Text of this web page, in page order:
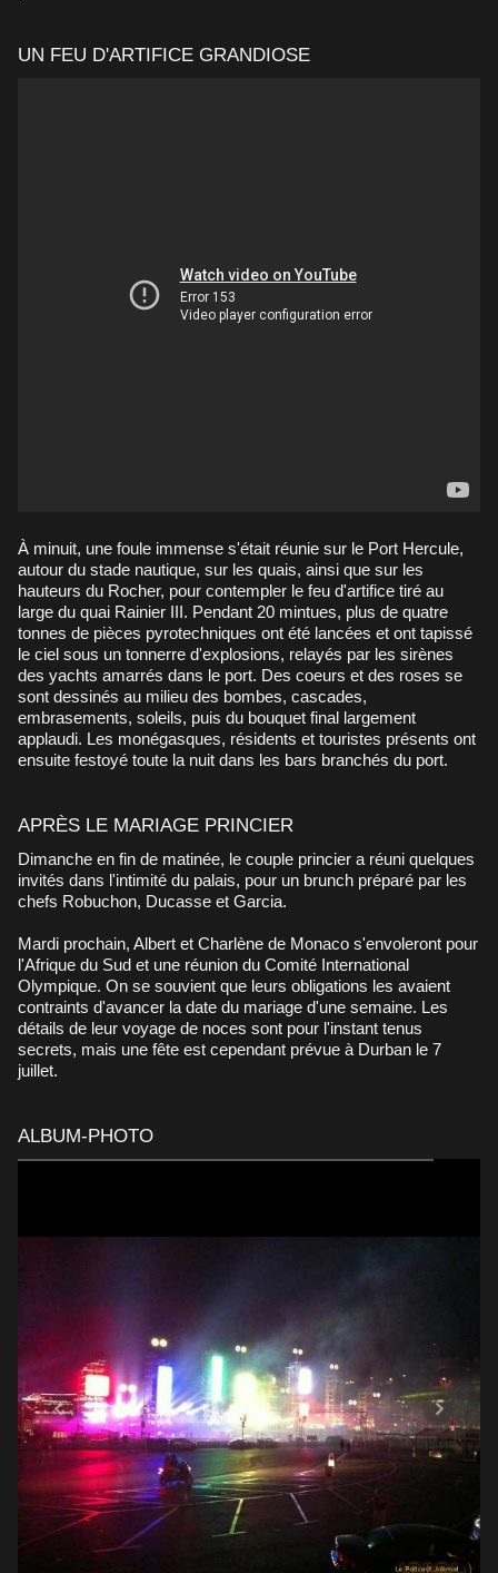
UN FEU D'ARTIFICE GRANDIOSE
À minuit, une foule immense s'était réunie sur le Port Hercule,
autour du stade nautique, sur les quais, ainsi que sur les
hauteurs du Rocher, pour contempler le feu d'artifice tiré au
large du quai Rainier III. Pendant 20 mintues, plus de quatre
tonnes de pièces pyrotechniques ont été lancées et ont tapissé
le ciel sous un tonnerre d'explosions, relayés par les sirènes
des yachts amarrés dans le port. Des coeurs et des roses se
sont dessinés au milieu des bombes, cascades,
embrasements, soleils, puis du bouquet final largement
applaudi. Les monégasques, résidents et touristes présents ont
ensuite festoyé toute la nuit dans les bars branchés du port.
APRÈS LE MARIAGE PRINCIER
Dimanche en fin de matinée, le couple princier a réuni quelques
invités dans l'intimité du palais, pour un brunch préparé par les
chefs Robuchon, Ducasse et Garcia.
Mardi prochain, Albert et Charlène de Monaco s'envoleront pour
l'Afrique du Sud et une réunion du Comité International
Olympique. On se souvient que leurs obligations les avaient
contraints d'avancer la date du mariage d'une semaine. Les
détails de leur voyage de noces sont pour l'instant tenus
secrets, mais une fête est cependant prévue à Durban le 7
juillet.
ALBUM-PHOTO